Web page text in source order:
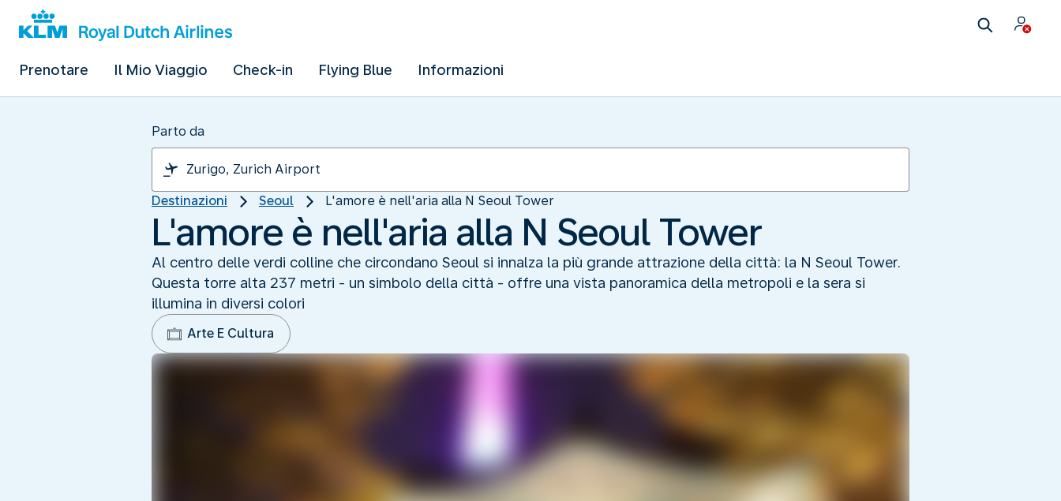
Prenotare Il Mio Viaggio Check-in Flying Blue Informazioni
Parto da
Destinazioni Seoul L'amore è nell'aria alla N Seoul Tower
L'amore è nell'aria alla N Seoul Tower
Al centro delle verdi colline che circondano Seoul si innalza la più grande attrazione della città: la N Seoul Tower.
Questa torre alta 237 metri - un simbolo della città - offre una vista panoramica della metropoli e la sera si
illumina in diversi colori
Arte E Cultura